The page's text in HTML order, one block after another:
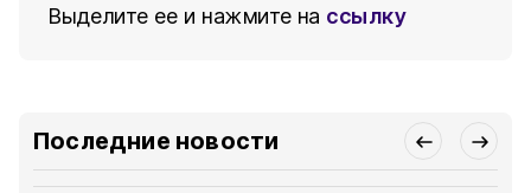
Выделите ее и нажмите на ссылку
Последние новости